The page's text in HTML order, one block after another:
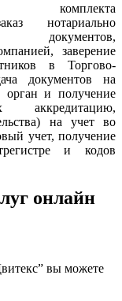
комплекта
нотариально
документов,
заверение
в Торгово-
документов на
орган и получение
аккредитацию,
на учет во
учет, получение
и кодов
онлайн
вы можете